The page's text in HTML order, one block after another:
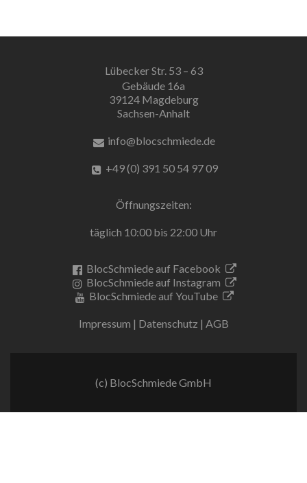
Lübecker Str. 53 – 63
Gebäude 16a
39124 Magdeburg
Sachsen-Anhalt
info@blocschmiede.de
+49 (0) 391 50 54 97 09
Öffnungszeiten:
täglich 10:00 bis 22:00 Uhr
BlocSchmiede auf Facebook
BlocSchmiede auf Instagram
BlocSchmiede auf YouTube
Impressum | Datenschutz | AGB
(c) BlocSchmiede GmbH